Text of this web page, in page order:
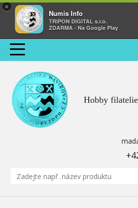
×
Numis Info
TRIPON DIGITAL s.r.o.
ZDARMA - Na Google Play
Hobby